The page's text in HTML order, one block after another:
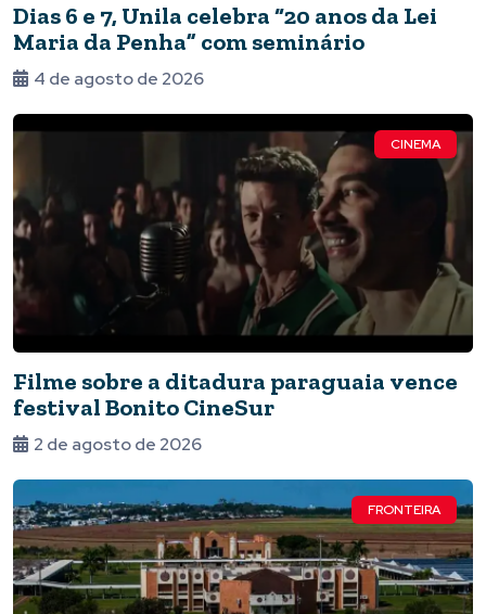
Dias 6 e 7, Unila celebra “20 anos da Lei
Maria da Penha” com seminário
4 de agosto de 2026
CINEMA
Filme sobre a ditadura paraguaia vence
festival Bonito CineSur
2 de agosto de 2026
FRONTEIRA